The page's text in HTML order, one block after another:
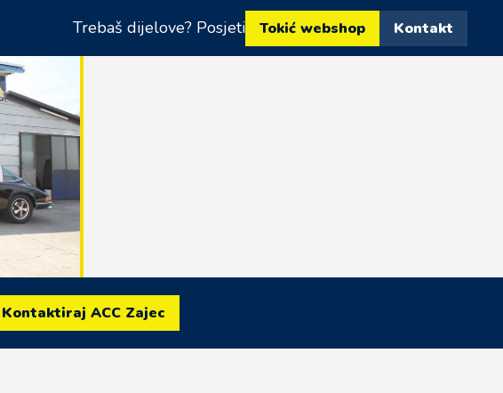
Trebaš dijelove? Posjeti Tokić webshop Kontakt
Kontaktiraj ACC Zajec